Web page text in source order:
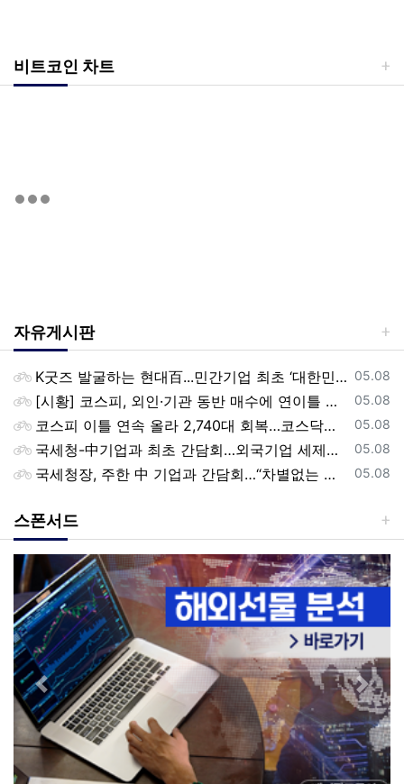
비트코인 차트
자유게시판
등록일
05.08
K굿즈 발굴하는 현대百...민간기업 최초 ‘대한민국 관광공모전’ 후원
등록일
05.08
[시황] 코스피, 외인·기관 동반 매수에 연이틀 상승…2745.05 마감
등록일
05.08
코스피 이틀 연속 올라 2,740대 회복…코스닥은 강보합(종합)
등록일
05.08
국세청-中기업과 최초 간담회…외국기업 세제혜택 등 논의
등록일
05.08
국세청장, 주한 中 기업과 간담회…“차별없는 공정과세 약속”
스폰서드
Previous Next